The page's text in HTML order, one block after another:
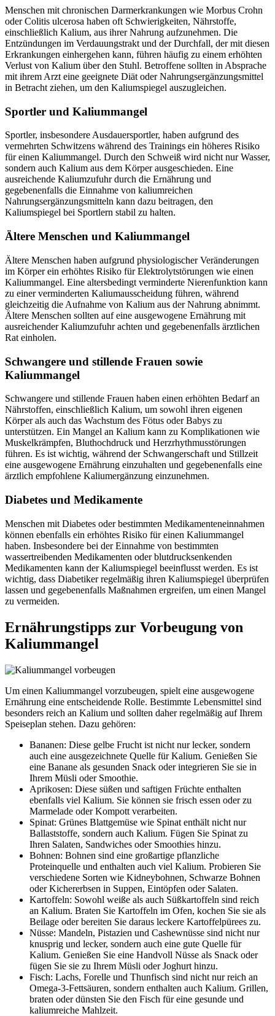
Menschen mit chronischen Darmerkrankungen wie Morbus Crohn
oder Colitis ulcerosa haben oft Schwierigkeiten, Nährstoffe,
einschließlich Kalium, aus ihrer Nahrung aufzunehmen. Die
Entzündungen im Verdauungstrakt und der Durchfall, der mit diesen
Erkrankungen einhergehen kann, führen häufig zu einem erhöhten
Verlust von Kalium über den Stuhl. Betroffene sollten in Absprache
mit ihrem Arzt eine geeignete Diät oder Nahrungsergänzungsmittel
in Betracht ziehen, um den Kaliumspiegel auszugleichen.
Sportler und Kaliummangel
Sportler, insbesondere Ausdauersportler, haben aufgrund des
vermehrten Schwitzens während des Trainings ein höheres Risiko
für einen Kaliummangel. Durch den Schweiß wird nicht nur Wasser,
sondern auch Kalium aus dem Körper ausgeschieden. Eine
ausreichende Kaliumzufuhr durch die Ernährung und
gegebenenfalls die Einnahme von kaliumreichen
Nahrungsergänzungsmitteln kann dazu beitragen, den
Kaliumspiegel bei Sportlern stabil zu halten.
Ältere Menschen und Kaliummangel
Ältere Menschen haben aufgrund physiologischer Veränderungen
im Körper ein erhöhtes Risiko für Elektrolytstörungen wie einen
Kaliummangel. Eine altersbedingt verminderte Nierenfunktion kann
zu einer verminderten Kaliumausscheidung führen, während
gleichzeitig die Aufnahme von Kalium aus der Nahrung abnimmt.
Ältere Menschen sollten auf eine ausgewogene Ernährung mit
ausreichender Kaliumzufuhr achten und gegebenenfalls ärztlichen
Rat einholen.
Schwangere und stillende Frauen sowie
Kaliummangel
Schwangere und stillende Frauen haben einen erhöhten Bedarf an
Nährstoffen, einschließlich Kalium, um sowohl ihren eigenen
Körper als auch das Wachstum des Fötus oder Babys zu
unterstützen. Ein Mangel an Kalium kann zu Komplikationen wie
Muskelkrämpfen, Bluthochdruck und Herzrhythmusstörungen
führen. Es ist wichtig, während der Schwangerschaft und Stillzeit
eine ausgewogene Ernährung einzuhalten und gegebenenfalls eine
ärztlich empfohlene Kaliumergänzung einzunehmen.
Diabetes und Medikamente
Menschen mit Diabetes oder bestimmten Medikamenteneinnahmen
können ebenfalls ein erhöhtes Risiko für einen Kaliummangel
haben. Insbesondere bei der Einnahme von bestimmten
wassertreibenden Medikamenten oder blutdrucksenkenden
Medikamenten kann der Kaliumspiegel beeinflusst werden. Es ist
wichtig, dass Diabetiker regelmäßig ihren Kaliumspiegel überprüfen
lassen und gegebenenfalls Maßnahmen ergreifen, um einen Mangel
zu vermeiden.
Ernährungstipps zur Vorbeugung von
Kaliummangel
Um einen Kaliummangel vorzubeugen, spielt eine ausgewogene
Ernährung eine entscheidende Rolle. Bestimmte Lebensmittel sind
besonders reich an Kalium und sollten daher regelmäßig auf Ihrem
Speiseplan stehen. Dazu gehören:
Bananen: Diese gelbe Frucht ist nicht nur lecker, sondern
auch eine ausgezeichnete Quelle für Kalium. Genießen Sie
eine Banane als gesunden Snack oder integrieren Sie sie in
Ihrem Müsli oder Smoothie.
Aprikosen: Diese süßen und saftigen Früchte enthalten
ebenfalls viel Kalium. Sie können sie frisch essen oder zu
Marmelade oder Kompott verarbeiten.
Spinat: Grünes Blattgemüse wie Spinat enthält nicht nur
Ballaststoffe, sondern auch Kalium. Fügen Sie Spinat zu
Ihren Salaten, Sandwiches oder Smoothies hinzu.
Bohnen: Bohnen sind eine großartige pflanzliche
Proteinquelle und enthalten auch viel Kalium. Probieren Sie
verschiedene Sorten wie Kidneybohnen, Schwarze Bohnen
oder Kichererbsen in Suppen, Eintöpfen oder Salaten.
Kartoffeln: Sowohl weiße als auch Süßkartoffeln sind reich
an Kalium. Braten Sie Kartoffeln im Ofen, kochen Sie sie als
Beilage oder bereiten Sie daraus leckere Kartoffelpürees zu.
Nüsse: Mandeln, Pistazien und Cashewnüsse sind nicht nur
knusprig und lecker, sondern auch eine gute Quelle für
Kalium. Genießen Sie eine Handvoll Nüsse als Snack oder
fügen Sie sie zu Ihrem Müsli oder Joghurt hinzu.
Fisch: Lachs, Forelle und Thunfisch sind nicht nur reich an
Omega-3-Fettsäuren, sondern enthalten auch Kalium. Grillen,
braten oder dünsten Sie den Fisch für eine gesunde und
kaliumreiche Mahlzeit.